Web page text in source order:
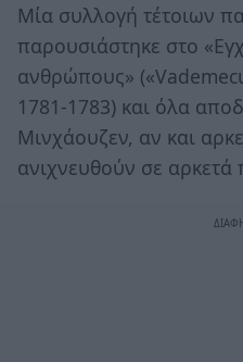
Μία συλλογή τέτοιων
παρουσιάστηκε στο
ανθρώπους»
1781-1783) και όλα
Μινχάουζεν, αν και
ανιχνευθούν σε αρκετά